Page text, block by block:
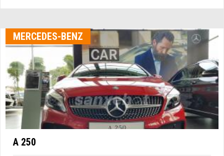
MERCEDES-BENZ
A 250